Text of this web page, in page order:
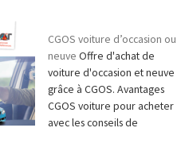
CGOS voiture d’occasion ou
neuve Offre d'achat de
voiture d'occasion et neuve
grâce à CGOS. Avantages
CGOS voiture pour acheter
avec les conseils de